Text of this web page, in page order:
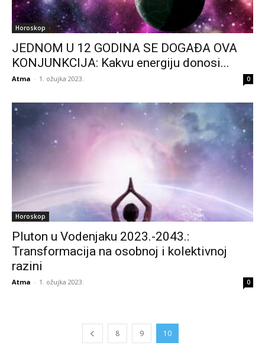
Horoskop
JEDNOM U 12 GODINA SE DOGAĐA OVA
KONJUNKCIJA: Kakvu energiju donosi...
Atma - 1. ožujka 2023. 0
Horoskop
Pluton u Vodenjaku 2023.-2043.:
Transformacija na osobnoj i kolektivnoj
razini
Atma - 1. ožujka 2023. 0
8 9 10